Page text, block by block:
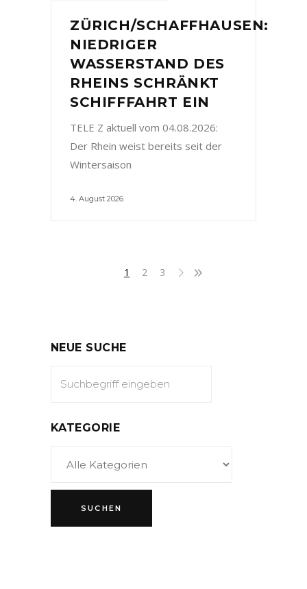
ZÜRICH/SCHAFFHAUSEN:
NIEDRIGER
WASSERSTAND DES
RHEINS SCHRÄNKT
SCHIFFFAHRT EIN
TELE Z aktuell vom 04.08.2026:
Der Rhein weist bereits seit der
Wintersaison
4. August 2026
1 2 3
NEUE SUCHE
KATEGORIE